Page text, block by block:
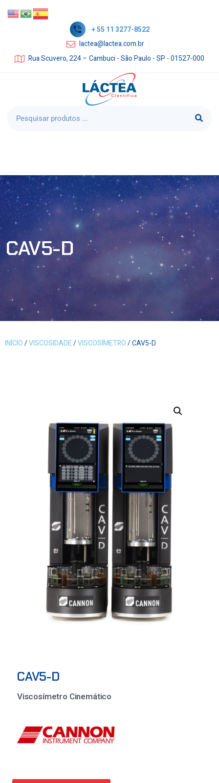
+ 55 11 3277-8522
lactea@lactea.com.br
Rua Scuvero, 224 – Cambuci - São Paulo - SP - 01527-000
CAV5-D
INÍCIO/VISCOSIDADE/VISCOSÍMETRO/ CAV5-D
CAV5-D
Viscosímetro Cinemático